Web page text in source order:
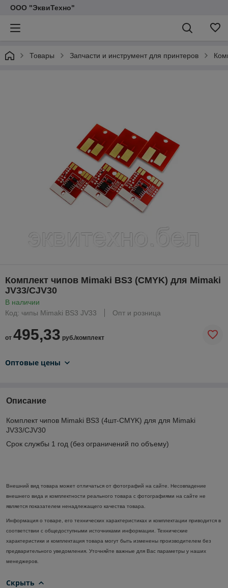
ООО "ЭквиТехно"
Товары Запчасти и инструмент для принтеров
Комплект чипов Mimaki BS3 (CMYK) для Mimaki
JV33/CJV30
В наличии
Код: чипы Mimaki BS3 JV33
Опт и розница
от 495,33 руб./комплект
Оптовые цены
Описание
Комплект чипов Mimaki BS3 (4шт-CMYK) для для Mimaki
JV33/CJV30
Срок службы 1 год (без ограничений по объему)
Внешний вид товара может отличаться от фотографий на сайте. Несовпадение
внешнего вида и комплектности реального товара с фотографиями на сайте не
является показателем ненадлежащего качества товара.
Информация о товаре, его технических характеристиках и комплектации приводится в
соответствии с общедоступными источниками информации. Технические
характеристики и комплектация товара могут быть изменены производителем без
предварительного уведомления. Уточняйте важные для Вас параметры у наших
менеджеров.
Скрыть